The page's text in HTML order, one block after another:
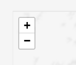
+
−